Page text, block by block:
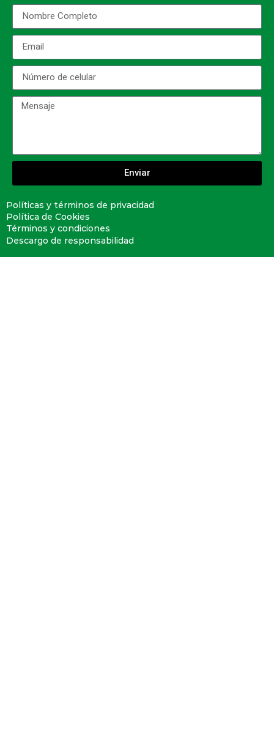
Enviar
Políticas y términos de privacidad
Política de Cookies
Términos y condiciones
Descargo de responsabilidad